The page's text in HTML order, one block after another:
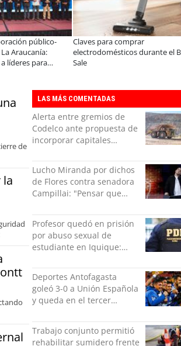
el Black
A dos años de la Ley Karin:
especialistas afirman que el desafío es
consolidar un cambio cultural en las
de
la
LAS MÁS COMENTADAS
Alerta entre gremios de
Codelco ante propuesta de
incorporar capitales
Lucho Miranda por dichos
de Flores contra senadora
Campillai: "Pensar que
es una forma de quitar
dignidad"
Profesor quedó en prisión
por abuso sexual de
estudiante en Iquique:
Deportes Antofagasta
goleó 3-0 a Unión Española
y queda en el tercer
Ascenso
Trabajo conjunto permitió
rehabilitar sumidero frente